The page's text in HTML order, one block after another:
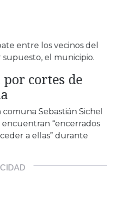
entre los vecinos del
el municipio.
cortes de
Sebastián Sichel
encuentran “encerrados
a ellas” durante